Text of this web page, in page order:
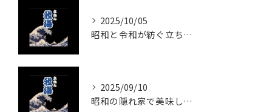
2025/10/05
昭和と令和が紡ぐ立ち飲みの味わい
2025/09/10
昭和の隠れ家で美味しい一杯を